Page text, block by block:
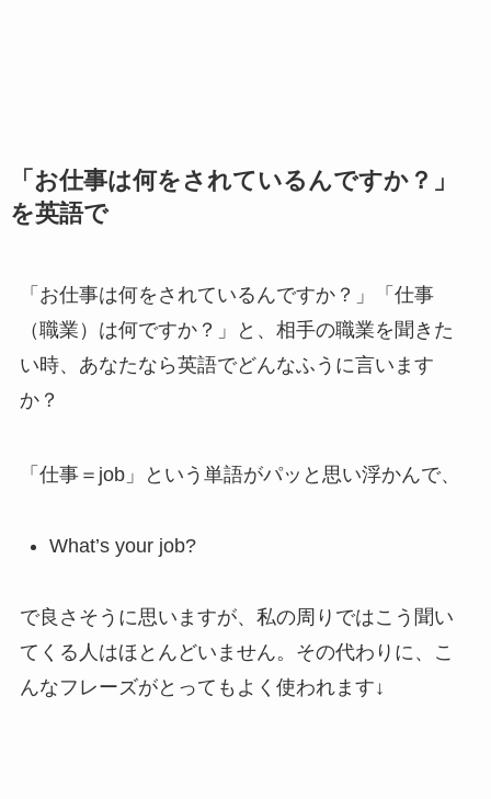
「お仕事は何をされているんですか？」
を英語で
「お仕事は何をされているんですか？」「仕事
（職業）は何ですか？」と、相手の職業を聞きた
い時、あなたなら英語でどんなふうに言います
か？
「仕事＝job」という単語がパッと思い浮かんで、
What’s your job?
で良さそうに思いますが、私の周りではこう聞い
てくる人はほとんどいません。その代わりに、こ
んなフレーズがとってもよく使われます↓